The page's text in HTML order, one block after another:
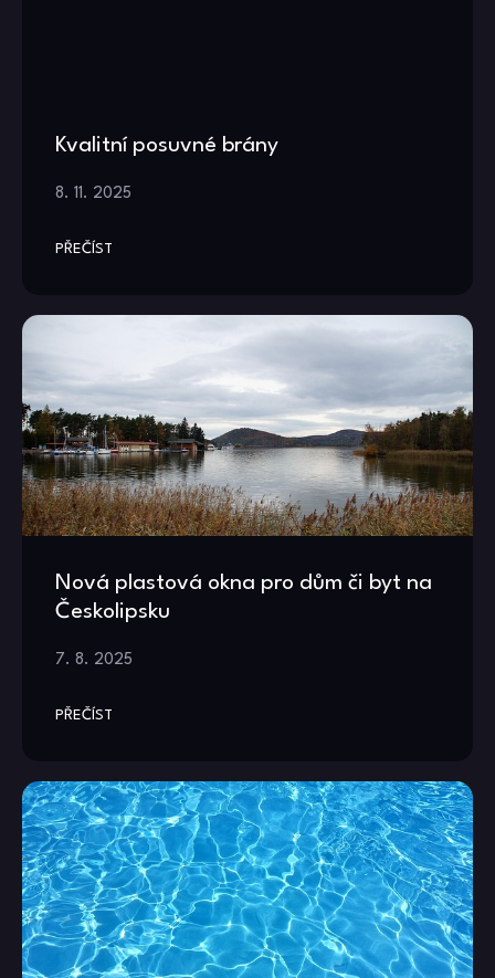
Kvalitní posuvné brány
8. 11. 2025
PŘEČÍST
Nová plastová okna pro dům či byt na
Českolipsku
7. 8. 2025
PŘEČÍST